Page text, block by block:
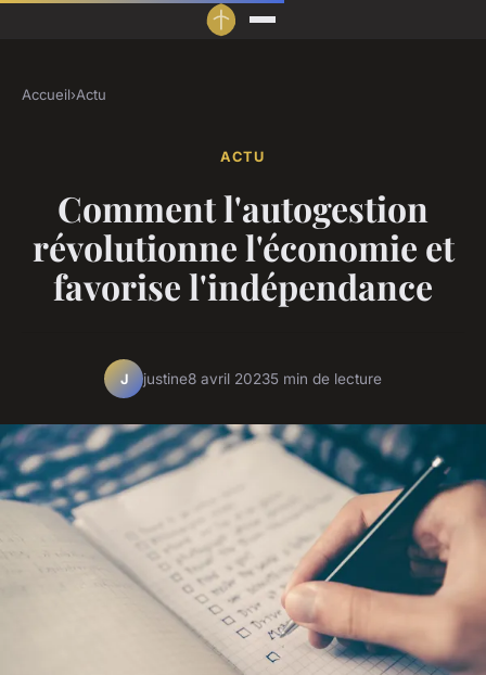
Accueil›Actu
ACTU
Comment l'autogestion
révolutionne l'économie et
favorise l'indépendance
J justine8 avril 20235 min de lecture